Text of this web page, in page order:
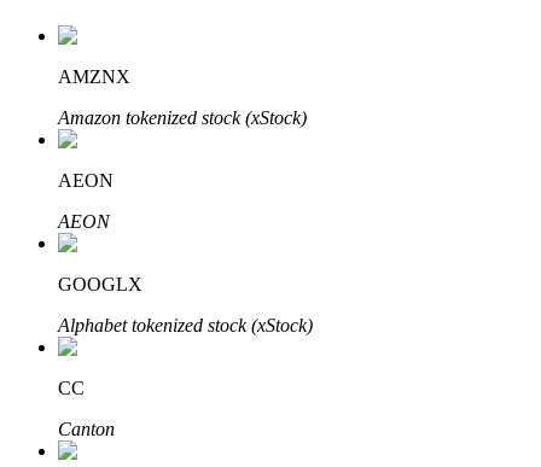
เรียนรู้ Staking
เรียนรู้เกี่ยวกับการสร้างรายได้แบบพาสซีฟ
Bitrue AI
AMZNX
Amazon tokenized stock (xStock)
AEON
AEON
GOOGLX
Alphabet tokenized stock (xStock)
CC
Canton